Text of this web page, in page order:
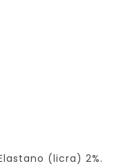
(licra) 2%.